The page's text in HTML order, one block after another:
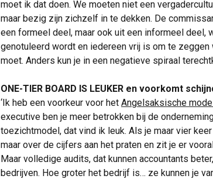
moet ik dat doen. We moeten niet een
maar bezig zijn zichzelf in te dekken. De
een formeel deel, maar ook uit een informeel deel,
genotuleerd wordt en iedereen vrij is om te
moet. Anders kun je in een negatieve spiraal
ONE-TIER BOARD IS LEUKER en voorkomt
‘Ik heb een voorkeur voor het Angelsaksische
executive ben je meer betrokken bij de
toezichtmodel, dat vind ik leuk. Als je maar vier
maar over de cijfers aan het praten en zit je er
Maar volledige audits, dat kunnen accountants
bedrijven. Hoe groter het bedrijf is… ze kunnen je